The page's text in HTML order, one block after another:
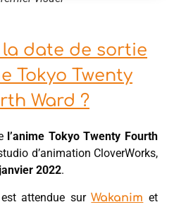
date de sortie
Tokyo Twenty
Ward ?
l’anime Tokyo Twenty Fourth
d’animation CloverWorks,
2022.
est attendue surWakanim et